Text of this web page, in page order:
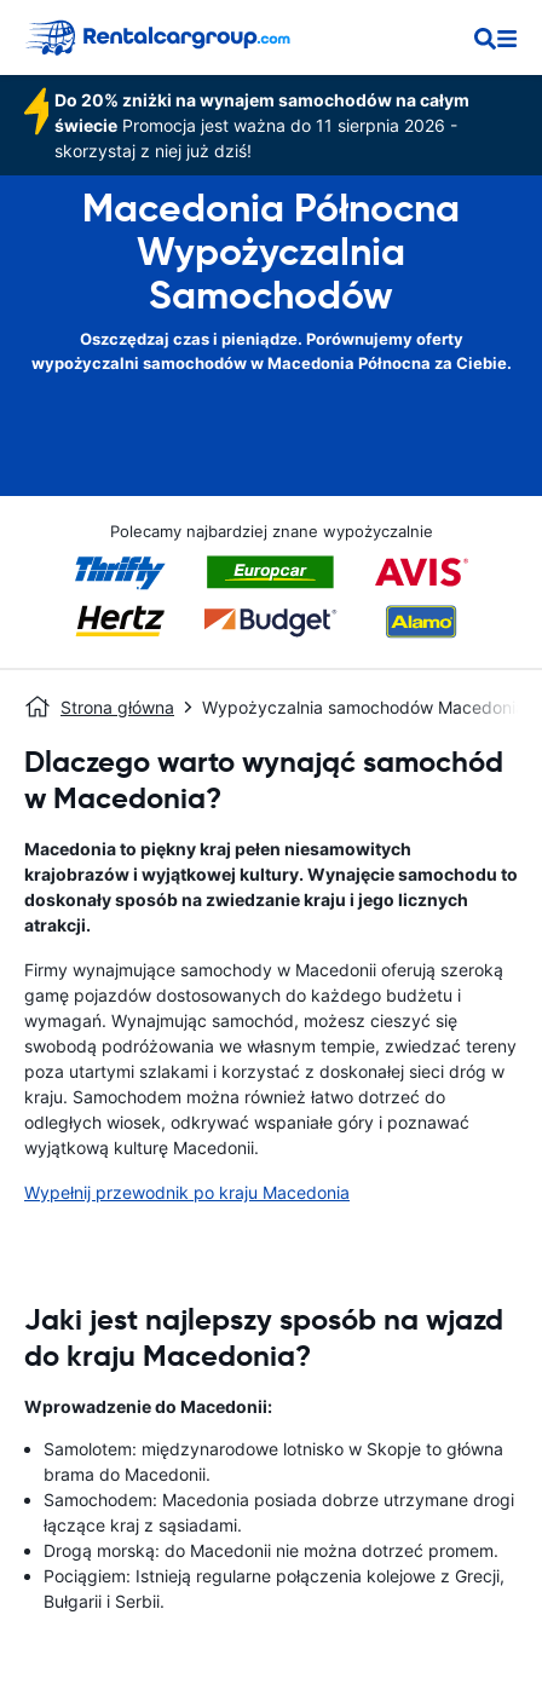
Do 20% zniżki na wynajem samochodów na całym
świeciePromocja jest ważna do 11 sierpnia 2026 -
skorzystaj z niej już dziś!
Macedonia Północna
Wypożyczalnia
Samochodów
Oszczędzaj czas i pieniądze. Porównujemy oferty
wypożyczalni samochodów w Macedonia Północna za Ciebie.
Polecamy najbardziej znane wypożyczalnie
Strona główna Wypożyczalnia samochodów Macedonia
Dlaczego warto wynająć samochód
w Macedonia?
Macedonia to piękny kraj pełen niesamowitych
krajobrazów i wyjątkowej kultury. Wynajęcie samochodu to
doskonały sposób na zwiedzanie kraju i jego licznych
atrakcji.
Firmy wynajmujące samochody w Macedonii oferują szeroką
gamę pojazdów dostosowanych do każdego budżetu i
wymagań. Wynajmując samochód, możesz cieszyć się
swobodą podróżowania we własnym tempie, zwiedzać tereny
poza utartymi szlakami i korzystać z doskonałej sieci dróg w
kraju. Samochodem można również łatwo dotrzeć do
odległych wiosek, odkrywać wspaniałe góry i poznawać
wyjątkową kulturę Macedonii.
Wypełnij przewodnik po kraju Macedonia
Jaki jest najlepszy sposób na wjazd
do kraju Macedonia?
Wprowadzenie do Macedonii:
Samolotem: międzynarodowe lotnisko w Skopje to główna
brama do Macedonii.
Samochodem: Macedonia posiada dobrze utrzymane drogi
łączące kraj z sąsiadami.
Drogą morską: do Macedonii nie można dotrzeć promem.
Pociągiem: Istnieją regularne połączenia kolejowe z Grecji,
Bułgarii i Serbii.